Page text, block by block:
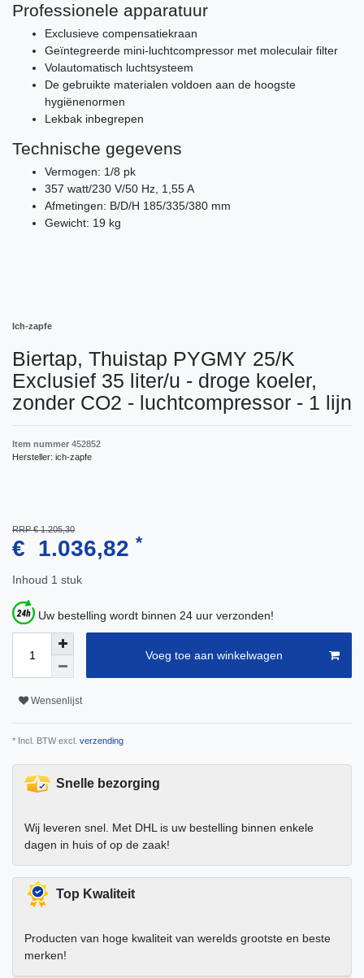
Professionele apparatuur
Exclusieve compensatiekraan
Geïntegreerde mini-luchtcompressor met moleculair filter
Volautomatisch luchtsysteem
De gebruikte materialen voldoen aan de hoogste
hygiënenormen
Lekbak inbegrepen
Technische gegevens
Vermogen: 1/8 pk
357 watt/230 V/50 Hz, 1,55 A
Afmetingen: B/D/H 185/335/380 mm
Gewicht: 19 kg
Ich-zapfe
Biertap, Thuistap PYGMY 25/K
Exclusief 35 liter/u - droge koeler,
zonder CO2 - luchtcompressor - 1 lijn
Item nummer 452852
Hersteller: ich-zapfe
RRP € 1.205,30
€ 1.036,82 *
Inhoud 1 stuk
Uw bestelling wordt binnen 24 uur verzonden!
Voeg toe aan winkelwagen
Wensenlijst
* Incl. BTW excl. verzending
Snelle bezorging
Wij leveren snel. Met DHL is uw bestelling binnen enkele
dagen in huis of op de zaak!
Top Kwaliteit
Producten van hoge kwaliteit van werelds grootste en beste
merken!